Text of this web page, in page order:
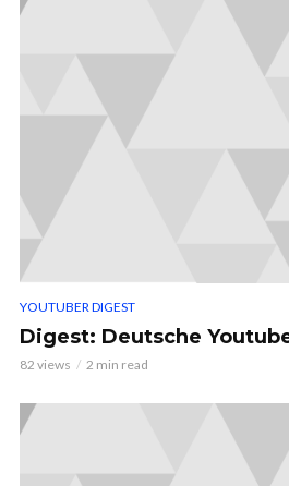
YOUTUBER DIGEST
Digest: Deutsche
82 views 2 min read